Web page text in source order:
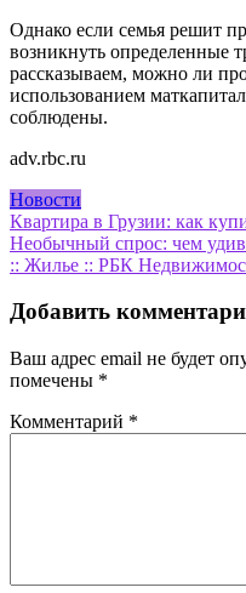
Однако если семья решит
возникнуть определенные
рассказываем, можно ли
использованием
соблюдены.
adv.rbc.ru
Новости
Навигация
по
Квартира в Грузии: как
Необычный спрос: чем
:: Жилье :: РБК
Добавить
Ваш адрес email не будет
помечены *
Комментарий *